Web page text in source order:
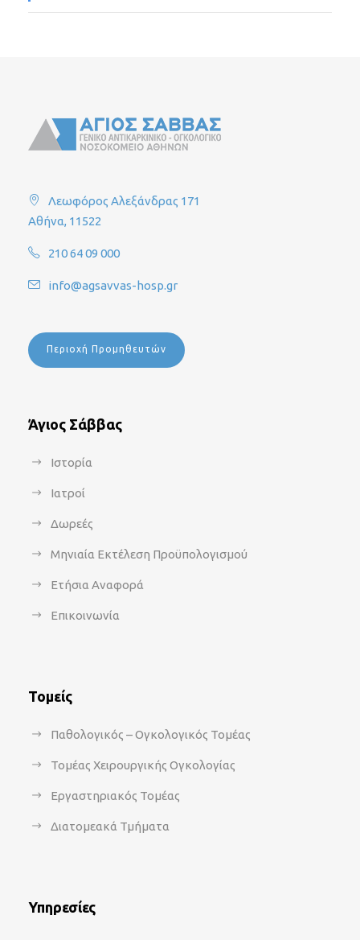
Λεωφόρος Αλεξάνδρας 171
Αθήνα, 11522
210 64 09 000
info@agsavvas-hosp.gr
Περιοχή Προμηθευτών
Άγιος Σάββας
Ιστορία
Ιατροί
Δωρεές
Μηνιαία Εκτέλεση Προϋπολογισμού
Ετήσια Αναφορά
Επικοινωνία
Τομείς
Παθολογικός – Ογκολογικός Τομέας
Τομέας Χειρουργικής Ογκολογίας
Εργαστηριακός Τομέας
Διατομεακά Τμήματα
Υπηρεσίες